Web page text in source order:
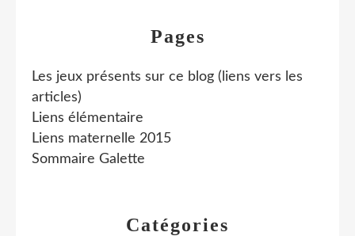
Catégories
Pages
Les jeux présents sur ce blog (liens vers les
articles)
Liens élémentaire
Liens maternelle 2015
Sommaire Galette